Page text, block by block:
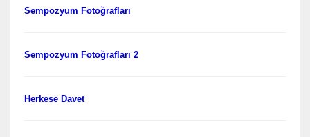
Sempozyum Fotoğrafları
Sempozyum Fotoğrafları 2
Herkese Davet